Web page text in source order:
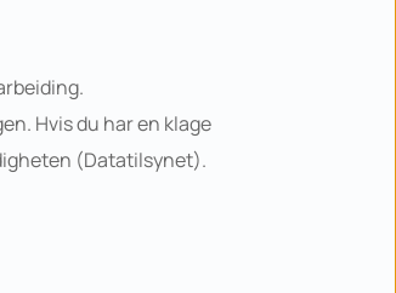
Hvis du har en klage
(Datatilsynet).